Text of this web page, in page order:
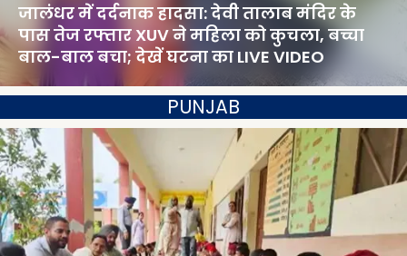
जालंधर में दर्दनाक हादसा: देवी तालाब मंदिर के
पास तेज रफ्तार XUV ने महिला को कुचला, बच्चा
बाल-बाल बचा; देखें घटना का LIVE VIDEO
PUNJAB